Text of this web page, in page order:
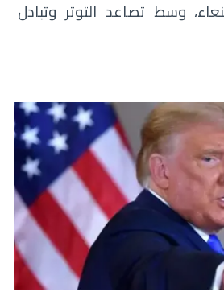
وسط تصاعد التوتر وتبادل